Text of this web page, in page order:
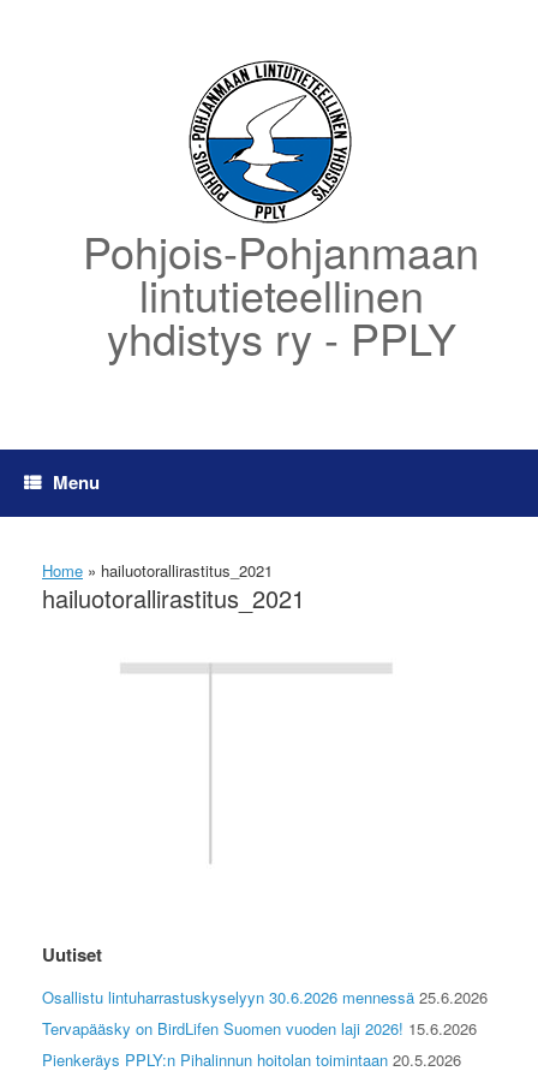
Pohjois-Pohjanmaan
lintutieteellinen
yhdistys ry - PPLY
Menu
Home » hailuotorallirastitus_2021
hailuotorallirastitus_2021
Uutiset
Osallistu lintuharrastuskyselyyn 30.6.2026 mennessä 25.6.2026
Tervapääsky on BirdLifen Suomen vuoden laji 2026! 15.6.2026
Pienkeräys PPLY:n Pihalinnun hoitolan toimintaan 20.5.2026